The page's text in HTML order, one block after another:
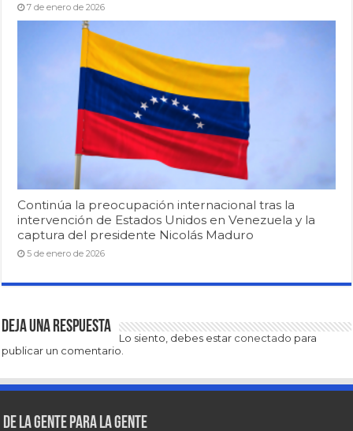
7 de enero de 2026
Continúa la preocupación internacional tras la
intervención de Estados Unidos en Venezuela y la
captura del presidente Nicolás Maduro
5 de enero de 2026
Deja una respuesta
Lo siento, debes estar conectado para
publicar un comentario.
De la gente para la gente